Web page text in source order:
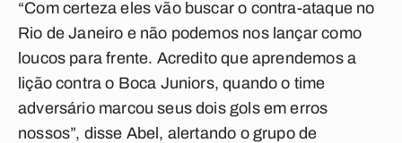
“Com certeza eles vão buscar o contra-ataque no
Rio de Janeiro e não podemos nos lançar como
loucos para frente. Acredito que aprendemos a
lição contra o Boca Juniors, quando o time
adversário marcou seus dois gols em erros
nossos”, disse Abel, alertando o grupo de